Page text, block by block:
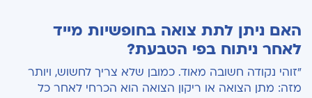
האם ניתן לתת צואה בחופשיות מייד
לאחר ניתוח בפי הטבעת?
"זוהי נקודה חשובה מאוד. כמובן שלא צריך לחשוש, ויותר
מזה: מתן הצואה או ריקון הצואה הוא הכרחי לאחר כל